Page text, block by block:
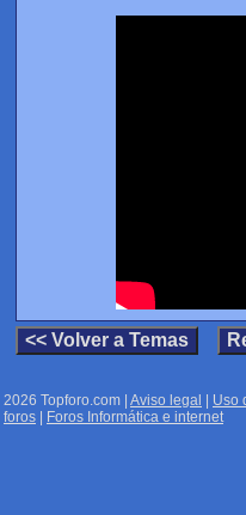
2026 Topforo.com | Aviso legal Uso
foros
Foros Informática e internet